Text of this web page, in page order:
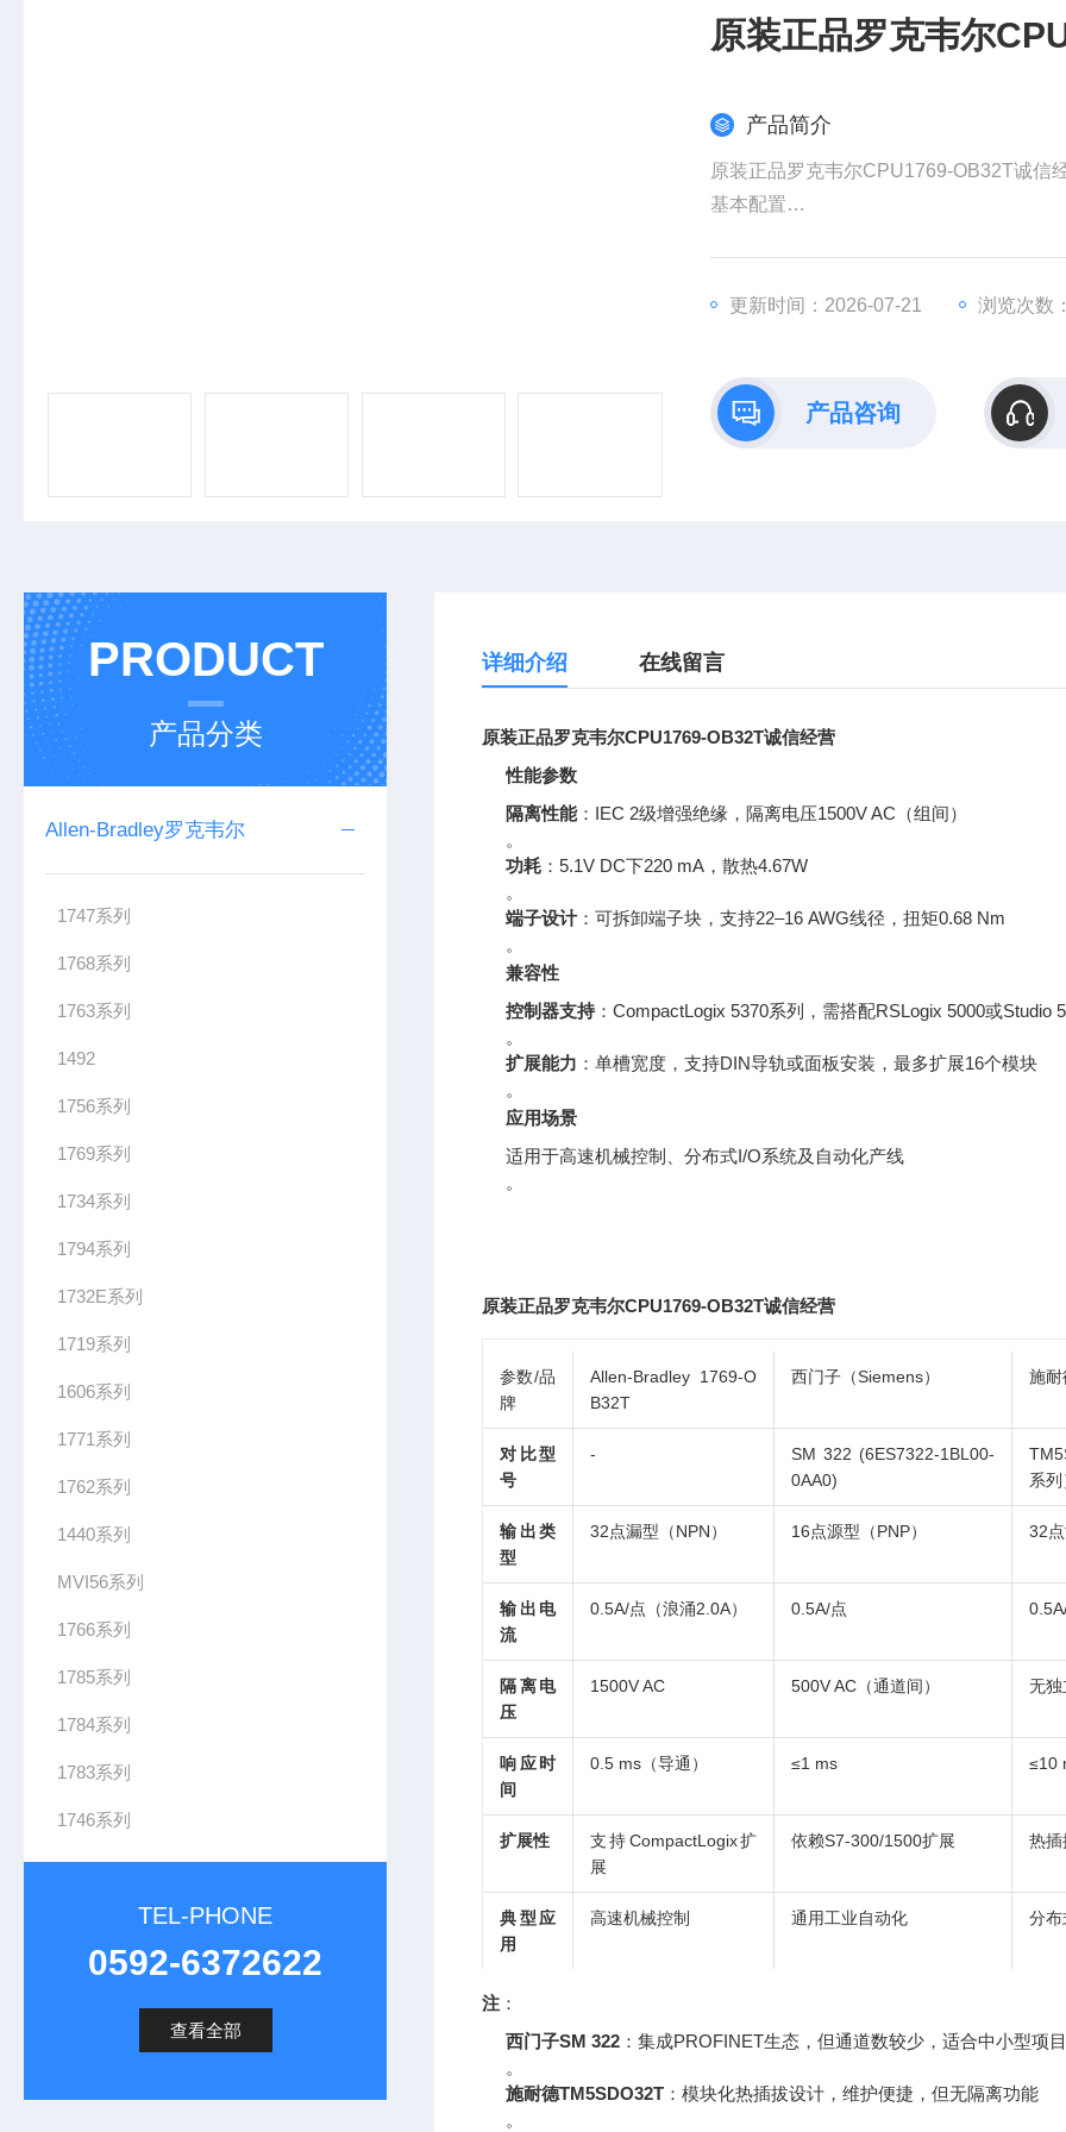
原装正品罗克韦尔
产品简介
原装正品罗克韦尔CPU1769-OB32T诚信
​基本配置​
输出类型​：晶体管漏型（NPN），支持
​响应时间​：导通延迟0.5 ms，关断延迟4 ms
。
更新时间：2026-07-21 浏览次数
产品咨询
PRODUCT
产品分类
Allen-Bradley罗克韦尔
1747系列
1768系列
1763系列
1492
1756系列
1769系列
1734系列
1794系列
1732E系列
1719系列
1606系列
1771系列
1762系列
1440系列
MVI56系列
1766系列
1785系列
1784系列
1783系列
1746系列
TEL-PHONE
0592-6372622
查看全部
详细介绍 在线留言
原装正品罗克韦尔CPU1769-OB32T诚信经营
性能参数
隔离性能：IEC 2级增强绝缘，隔离电压1500V AC（组间）
。
功耗 ：5.1V DC下220 mA，散热4.67W
。
端子设计：可拆卸端子块，支持22–16 AWG线径，扭矩0.68 Nm
。
兼容性
控制器支持：CompactLogix 5370系列，需搭配RSLogix 5000或Studio
。
扩展能力 ：单槽宽度，支持DIN导轨或面板安装，最多扩展16个模块
。
应用场景
适用于高速机械控制、分布式I/O系统及自动化产线
。
原装正品罗克韦尔CPU1769-OB32T诚信经营
参数/品
牌
Allen-Bradley 1769-O
B32T
西门子（Siemens） 施耐
对比型
号
-
SM 322 (6ES7322-1BL00-
0AA0)
系列
输出类
型
32点漏型（NPN） 16点源型（PNP） 32
输出电
流
0.5A/点（浪涌2.0A） 0.5A/点
隔离电
压
1500V AC 500V AC（通道间） 无独
响应时
间
0.5 ms（导通） ≤1 ms ≤10
扩展性
支持CompactLogix扩
展
依赖S7-300/1500扩展 热插
典型应
用
高速机械控制 通用工业自动化 分布
注 ：
西门子SM 322 ：集成PROFINET生态，但通道数较少，适合中小型项目
。
施耐德TM5SDO32T ：模块化热插拔设计，维护便捷，但无隔离功能
。